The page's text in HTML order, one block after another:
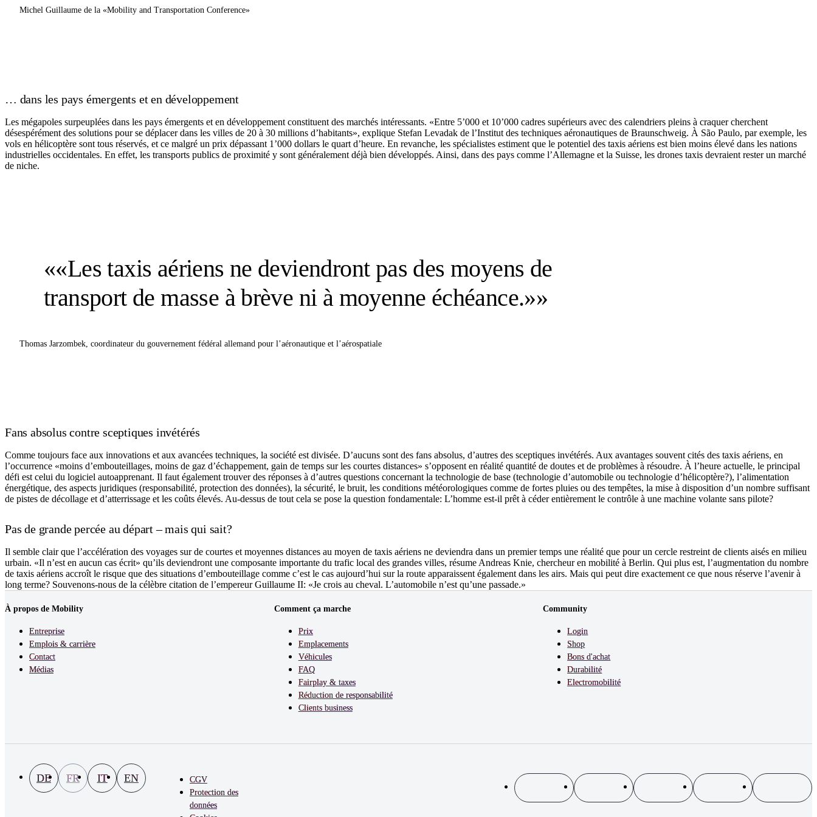
Michel Guillaume de la «Mobility and Transportation Conference»
… dans les pays émergents et en développement
Les mégapoles surpeuplées dans les pays émergents et en développement constituent des marchés intéressants. «Entre 5ʼ000 et 10ʼ000 cadres supérieurs avec des calendriers pleins à craquer cherchent
désespérément des solutions pour se déplacer dans les villes de 20 à 30 millions d’habitants», explique Stefan Levadak de l’Institut des techniques aéronautiques de Braunschweig. À São Paulo, par exemple, les
vols en hélicoptère sont tous réservés, et ce malgré un prix dépassant 1ʼ000 dollars le quart d’heure. En revanche, les spécialistes estiment que le potentiel des taxis aériens est bien moins élevé dans les nations
industrielles occidentales. En effet, les transports publics de proximité y sont généralement déjà bien développés. Ainsi, dans des pays comme l’Allemagne et la Suisse, les drones taxis devraient rester un marché
de niche.
««Les taxis aériens ne deviendront pas des moyens de
transport de masse à brève ni à moyenne échéance.»»
Thomas Jarzombek, coordinateur du gouvernement fédéral allemand pour l’aéronautique et l’aérospatiale
Fans absolus contre sceptiques invétérés
Comme toujours face aux innovations et aux avancées techniques, la société est divisée. D’aucuns sont des fans absolus, d’autres des sceptiques invétérés. Aux avantages souvent cités des taxis aériens, en
l’occurrence «moins d’embouteillages, moins de gaz d’échappement, gain de temps sur les courtes distances» s’opposent en réalité quantité de doutes et de problèmes à résoudre. À l’heure actuelle, le principal
défi est celui du logiciel autoapprenant. Il faut également trouver des réponses à d’autres questions concernant la technologie de base (technologie d’automobile ou technologie d’hélicoptère?), l’alimentation
énergétique, des aspects juridiques (responsabilité, protection des données), la sécurité, le bruit, les conditions météorologiques comme de fortes pluies ou des tempêtes, la mise à disposition d’un nombre suffisant
de pistes de décollage et d’atterrissage et les coûts élevés. Au-dessus de tout cela se pose la question fondamentale: L’homme est-il prêt à céder entièrement le contrôle à une machine volante sans pilote?
Pas de grande percée au départ – mais qui sait?
Il semble clair que l’accélération des voyages sur de courtes et moyennes distances au moyen de taxis aériens ne deviendra dans un premier temps une réalité que pour un cercle restreint de clients aisés en milieu
urbain. «Il n’est en aucun cas écrit» qu’ils deviendront une composante importante du trafic local des grandes villes, résume Andreas Knie, chercheur en mobilité à Berlin. Qui plus est, l’augmentation du nombre
de taxis aériens accroît le risque que des situations d’embouteillage comme c’est le cas aujourd’hui sur la route apparaissent également dans les airs. Mais qui peut dire exactement ce que nous réserve l’avenir à
long terme? Souvenons-nous de la célèbre citation de l’empereur Guillaume II: «Je crois au cheval. L’automobile n’est qu’une passade.»
À propos de Mobility
Entreprise
Emplois & carrière
Contact
Médias
Comment ça marche
Prix
Emplacements
Véhicules
FAQ
Fairplay & taxes
Réduction de responsabilité
Clients business
Community
Login
Shop
Bons d'achat
Durabilité
Electromobilité
DE FR IT EN
CGV
Protection des
données